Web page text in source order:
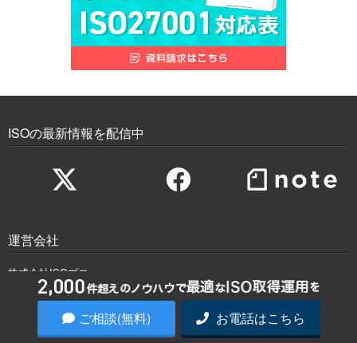
ISOの最新情報を配信中
運営会社
株式会社ISOプロ
〒160-0023
東京都新宿区西新宿6-8-1 住友不動産新宿オークタワー21階
ご相談(無料) お電話はこちら